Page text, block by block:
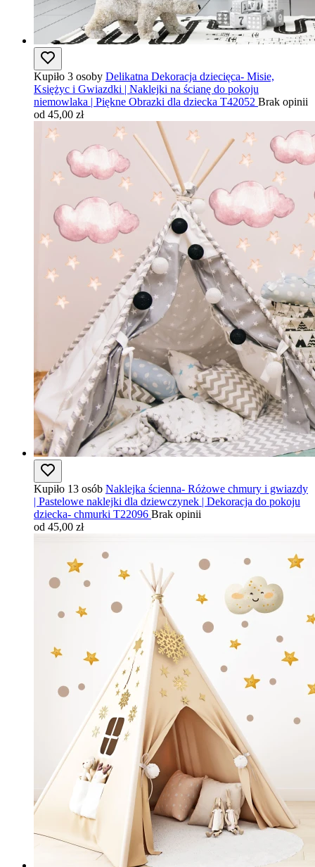
Kupiło 3 osoby Delikatna Dekoracja dziecięca- Misie,
Księżyc i Gwiazdki | Naklejki na ścianę do pokoju
niemowlaka | Piękne Obrazki dla dziecka T42052 Brak opinii
od 45,00 zł
Kupiło 13 osób Naklejka ścienna- Różowe chmury i gwiazdy
| Pastelowe naklejki dla dziewczynek | Dekoracja do pokoju
dziecka- chmurki T22096 Brak opinii
od 45,00 zł